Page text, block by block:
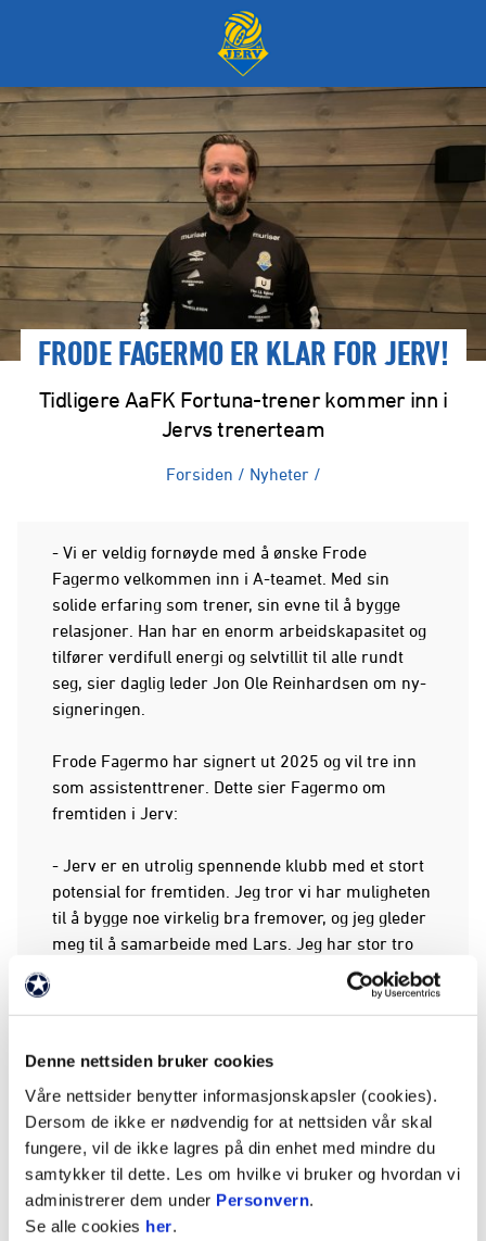
Denne nettsiden bruker cookies
Våre nettsider benytter informasjonskapsler (cookies).
Dersom de ikke er nødvendig for at nettsiden vår skal
fungere, vil de ikke lagres på din enhet med mindre du
samtykker til dette. Les om hvilke vi bruker og hvordan vi
administrerer dem under Personvern.
Se alle cookies her.
FRODE FAGERMO ER KLAR FOR JERV!
Tidligere AaFK Fortuna-trener kommer inn i
Jervs trenerteam
Forsiden / Nyheter /
- Vi er veldig fornøyde med å ønske Frode
Fagermo velkommen inn i A-teamet. Med sin
solide erfaring som trener, sin evne til å bygge
relasjoner. Han har en enorm arbeidskapasitet og
tilfører verdifull energi og selvtillit til alle rundt
seg, sier daglig leder Jon Ole Reinhardsen om ny-
signeringen.
Frode Fagermo har signert ut 2025 og vil tre inn
som assistenttrener. Dette sier Fagermo om
fremtiden i Jerv:
- Jerv er en utrolig spennende klubb med et stort
potensial for fremtiden. Jeg tror vi har muligheten
til å bygge noe virkelig bra fremover, og jeg gleder
meg til å samarbeide med Lars. Jeg har stor tro
på at vi kan bli et sterkt og effektivt team.
Hvordan ser du på kommende sesong?
- Det er naturlig å sikte mot å være med i
toppstriden. Vi har et solid grunnlag fra forrige
sesong, og nå handler det om å jobbe hardt
sammen med en veldig god spillergruppe for å ta
nye steg.
Hva kan du bidra med i Jerv og hvilke